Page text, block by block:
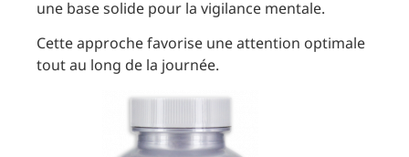
une base solide pour la vigilance mentale.
Cette approche favorise une attention optimale
tout au long de la journée.